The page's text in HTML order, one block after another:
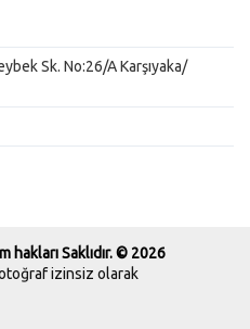
Sk. No:26/A Karşıyaka/
hakları Saklıdır. © 2026
izinsiz olarak